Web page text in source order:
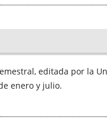
editada por la
enero y julio.